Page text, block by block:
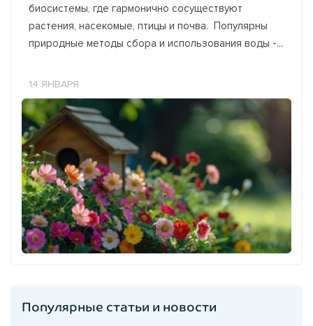
биосистемы, где гармонично сосуществуют
растения, насекомые, птицы и почва. Популярны
природные методы сбора и использования воды -...
14 ЯНВАРЯ
Популярные статьи и новости